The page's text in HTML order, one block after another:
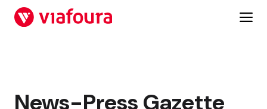
Salta
para
News-Press Gazette